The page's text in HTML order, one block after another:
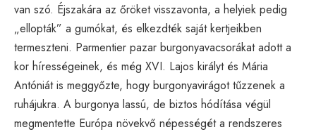
van szó. Éjszakára az őröket visszavonta, a helyiek pedig
„ellopták” a gumókat, és elkezdték saját kertjeikben
termeszteni. Parmentier pazar burgonyavacsorákat adott a
kor hírességeinek, és még XVI. Lajos királyt és Mária
Antóniát is meggyőzte, hogy burgonyavirágot tűzzenek a
ruhájukra. A burgonya lassú, de biztos hódítása végül
megmentette Európa növekvő népességét a rendszeres